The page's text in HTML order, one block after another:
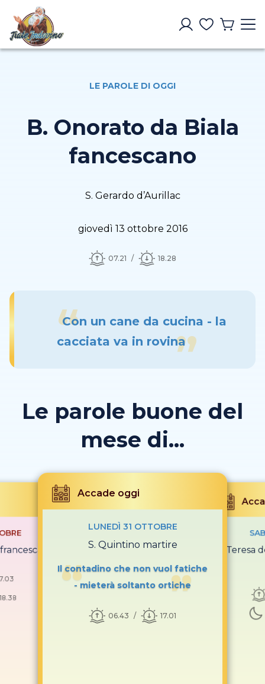
LE PAROLE DI OGGI
B. Onorato da Biala
fancescano
S. Gerardo d’Aurillac
giovedì 13 ottobre 2016
07.21 18.28
Con un cane da cucina - la
cacciata va in rovina
Le parole buone del
mese di...
Accade oggi
LUNEDÌ 31 OTTOBRE
S. Quintino martire
Il contadino che non vuol fatiche
- mieterà soltanto ortiche
06.43 17.01
S. Teresa